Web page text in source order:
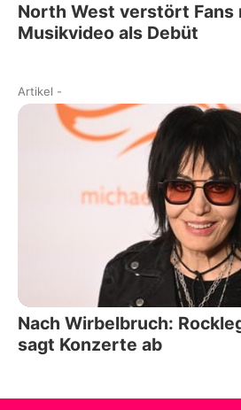
North West verstört Fans
Musikvideo als Debüt
Artikel -
Nach Wirbelbruch:
sagt Konzerte ab